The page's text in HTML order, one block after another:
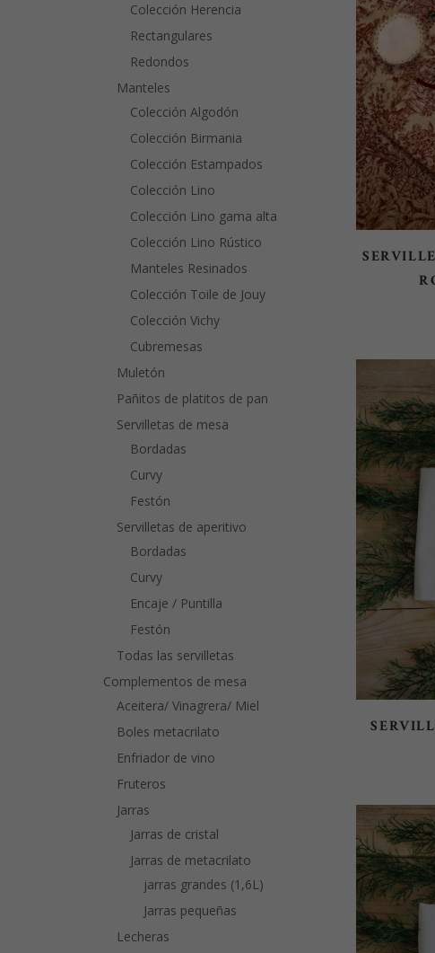
Colección Herencia
Rectangulares
Redondos
Manteles
Colección Algodón
Colección Birmania
Colección Estampados
Colección Lino
Colección Lino gama alta
Colección Lino Rústico
Manteles Resinados
Colección Toile de Jouy
Colección Vichy
Cubremesas
Muletón
Pañitos de platitos de pan
Servilletas de mesa
Bordadas
Curvy
Festón
Servilletas de aperitivo
Bordadas
Curvy
Encaje / Puntilla
Festón
Todas las servilletas
Complementos de mesa
Aceitera/ Vinagrera/ Miel
Boles metacrilato
Enfriador de vino
Fruteros
Jarras
Jarras de cristal
Jarras de metacrilato
jarras grandes (1,6L)
Jarras pequeñas
Lecheras